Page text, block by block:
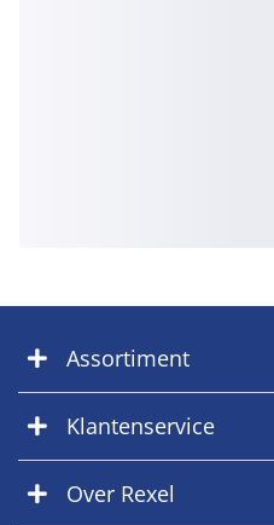
Assortiment
Klantenservice
Over Rexel